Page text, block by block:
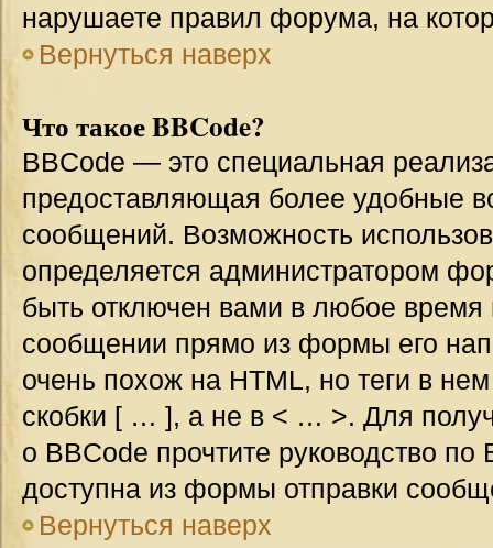
нарушаете правил форума, на
Вернуться наверх
Что такое BBCode?
BBCode — это специальная
предоставляющая более удобные
сообщений. Возможность
определяется администратором
быть отключен вами в любое
сообщении прямо из формы его
очень похож на HTML, но теги в
скобки [ … ], а не в < … >. Для
о BBCode прочтите руководство
доступна из формы отправки
Вернуться наверх